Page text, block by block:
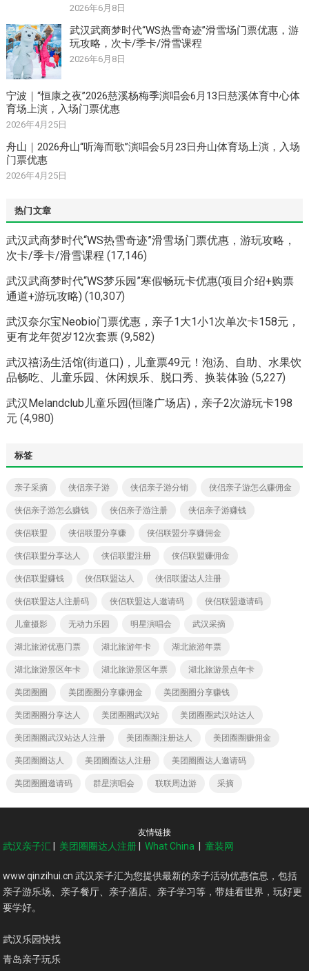
2026年6月8日
武汉武商梦时代“WS热雪奇迹”滑雪场门票优惠，游
玩攻略，次卡/季卡/滑雪课程
2026年6月8日
宁波｜“恒康之夜”2026慈溪杨梅季演唱会6月13日慈溪体育中心体
育场上演，入场门票优惠
2026年4月25日
舟山｜2026舟山“听海而歌”演唱会5月23日舟山体育场上演，入场
门票优惠
2026年4月25日
热门文章
武汉武商梦时代“WS热雪奇迹”滑雪场门票优惠，游玩攻略，
次卡/季卡/滑雪课程 (17,146)
武汉武商梦时代“WS梦乐园”寒假畅玩卡优惠(项目介绍+购票
通道+游玩攻略) (10,307)
武汉奈尔宝Neobio门票优惠，亲子1大1小1次单次卡158元，
更有龙年贺岁12次套票 (9,582)
武汉禧汤生活馆(街道口)，儿童票49元！泡汤、自助、水果饮
品畅吃、儿童乐园、休闲娱乐、脱口秀、换装体验 (5,227)
武汉Melandclub儿童乐园(恒隆广场店)，亲子2次游玩卡198
元 (4,980)
标签
亲子采摘 侠侣亲子游 侠侣亲子游分销 侠侣亲子游怎么赚佣金
侠侣亲子游怎么赚钱 侠侣亲子游注册 侠侣亲子游赚钱
侠侣联盟 侠侣联盟分享赚 侠侣联盟分享赚佣金
侠侣联盟分享达人 侠侣联盟注册 侠侣联盟赚佣金
侠侣联盟赚钱 侠侣联盟达人 侠侣联盟达人注册
侠侣联盟达人注册码 侠侣联盟达人邀请码 侠侣联盟邀请码
儿童摄影 无动力乐园 明星演唱会 武汉采摘
湖北旅游优惠门票 湖北旅游年卡 湖北旅游年票
湖北旅游景区年卡 湖北旅游景区年票 湖北旅游景点年卡
美团圈圈 美团圈圈分享赚佣金 美团圈圈分享赚钱
美团圈圈分享达人 美团圈圈武汉站 美团圈圈武汉站达人
美团圈圈武汉站达人注册 美团圈圈注册达人 美团圈圈赚佣金
美团圈圈达人 美团圈圈达人注册 美团圈圈达人邀请码
美团圈圈邀请码 群星演唱会 联联周边游 采摘
友情链接
武汉亲子汇 美团圈圈达人注册 |What China |童装网
www.qinzihui.cn 武汉亲子汇为您提供最新的亲子活动优惠信息，包括
亲子游乐场、亲子餐厅、亲子酒店、亲子学习等，带娃看世界，玩好更
要学好。
武汉乐园快找
青岛亲子玩乐